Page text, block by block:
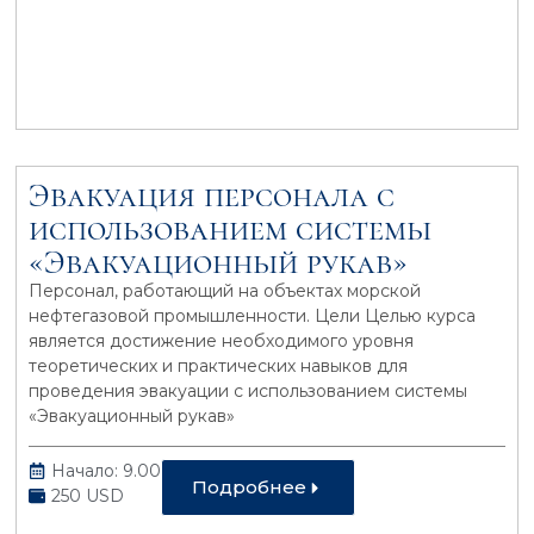
Эвакуация персонала с
использованием системы
«Эвакуационный рукав»
Персонал, работающий на объектах морской
нефтегазовой промышленности. Цели Целью курса
является достижение необходимого уровня
теоретических и практических навыков для
проведения эвакуации с использованием системы
«Эвакуационный рукав»
Начало: 9.00
250 USD
Подробнее